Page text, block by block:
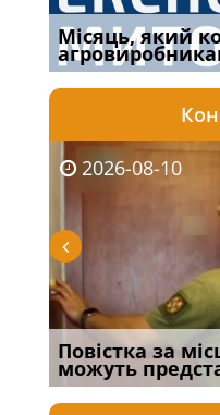
Місяць, який
2026-08-10
Повістка за
можуть